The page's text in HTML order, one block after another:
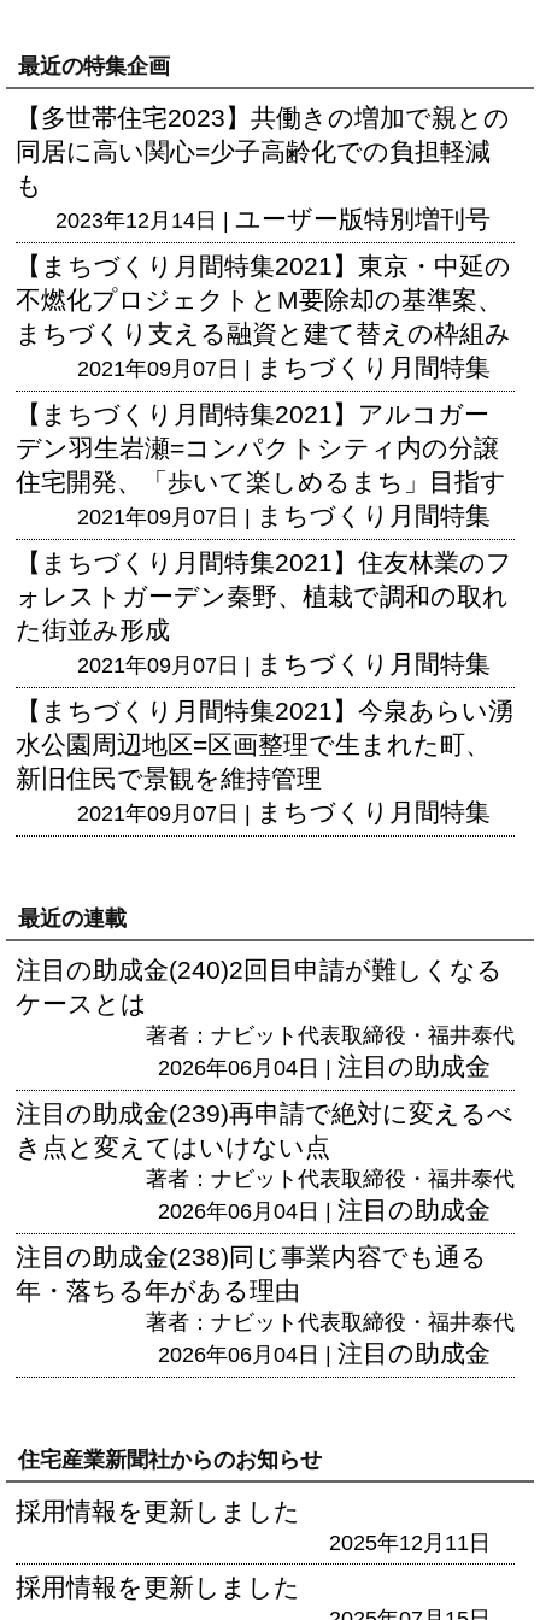
最近の特集企画
【多世帯住宅2023】共働きの増加で親との
同居に高い関心=少子高齢化での負担軽減
も
2023年12月14日 | ユーザー版特別増刊号
【まちづくり月間特集2021】東京・中延の
不燃化プロジェクトとM要除却の基準案、
まちづくり支える融資と建て替えの枠組み
2021年09月07日 | まちづくり月間特集
【まちづくり月間特集2021】アルコガー
デン羽生岩瀬=コンパクトシティ内の分譲
住宅開発、「歩いて楽しめるまち」目指す
2021年09月07日 | まちづくり月間特集
【まちづくり月間特集2021】住友林業のフ
ォレストガーデン秦野、植栽で調和の取れ
た街並み形成
2021年09月07日 | まちづくり月間特集
【まちづくり月間特集2021】今泉あらい湧
水公園周辺地区=区画整理で生まれた町、
新旧住民で景観を維持管理
2021年09月07日 | まちづくり月間特集
最近の連載
注目の助成金(240)2回目申請が難しくなる
ケースとは
著者：ナビット代表取締役・福井泰代
2026年06月04日 | 注目の助成金
注目の助成金(239)再申請で絶対に変えるべ
き点と変えてはいけない点
著者：ナビット代表取締役・福井泰代
2026年06月04日 | 注目の助成金
注目の助成金(238)同じ事業内容でも通る
年・落ちる年がある理由
著者：ナビット代表取締役・福井泰代
2026年06月04日 | 注目の助成金
住宅産業新聞社からのお知らせ
採用情報を更新しました
2025年12月11日
採用情報を更新しました